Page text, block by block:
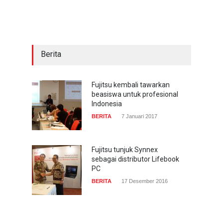
pandangan mata
TECH SPEC 8 Januari 2017
gencar
COMPUTING & SOFTWARE
7 Januari 2017
Berita
Fujitsu kembali tawarkan
beasiswa untuk profesional
Indonesia
BERITA 7 Januari 2017
Fujitsu tunjuk Synnex
sebagai distributor Lifebook
PC
BERITA 17 Desember 2016